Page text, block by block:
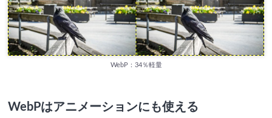
WebP：34％軽量
WebPはアニメーションにも使える